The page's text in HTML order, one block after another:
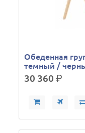
Обеденная
темный /
30 360р.